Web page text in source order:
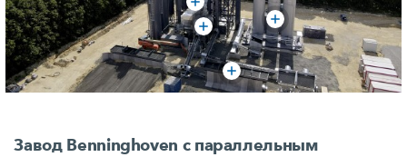
Завод Benninghoven с параллельным